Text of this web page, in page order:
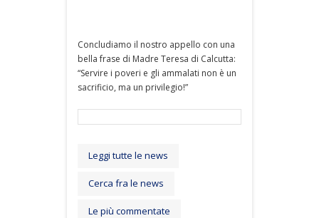
Concludiamo il nostro appello con una
bella frase di Madre Teresa di Calcutta:
“Servire i poveri e gli ammalati non è un
sacrificio, ma un privilegio!”
Leggi tutte le news
Cerca fra le news
Le più commentate